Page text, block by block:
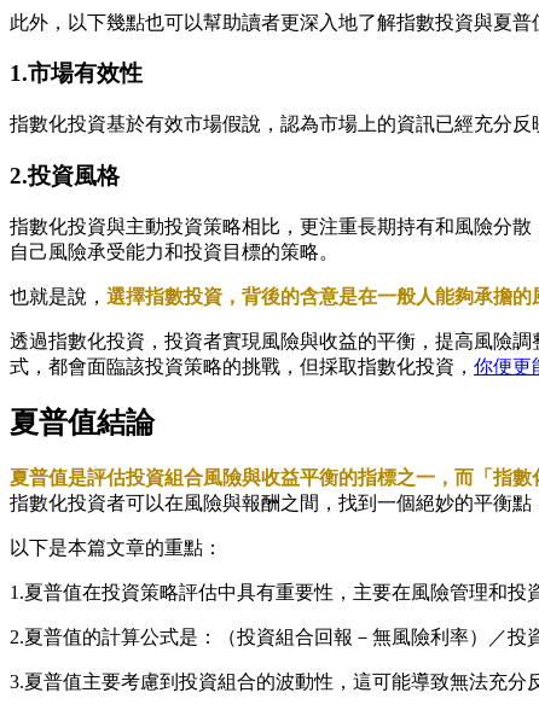
此外，以下幾點也可以幫助讀者更深入地了解指數投資與夏普
1.市場有效性
指數化投資基於有效市場假說，認為市場上的資訊已經充分
2.投資風格
指數化投資與主動投資策略相比，更注重長期持有和風險分
自己風險承受能力和投資目標的策略。
也就是說， 選擇指數投資，背後的含意是在一般人能夠承擔的
透過指數化投資，投資者實現風險與收益的平衡，提高風險
式，都會面臨該投資策略的挑戰，但採取指數化投資， 你便更
夏普值結論
夏普值是評估投資組合風險與收益平衡的指標之一，而「指
指數化投資者可以在風險與報酬之間，找到一個絕妙的平衡點
以下是本篇文章的重點：
1.夏普值在投資策略評估中具有重要性，主要在風險管理和投
2.夏普值的計算公式是：（投資組合回報－無風險利率）／投
3.夏普值主要考慮到投資組合的波動性，這可能導致無法充分